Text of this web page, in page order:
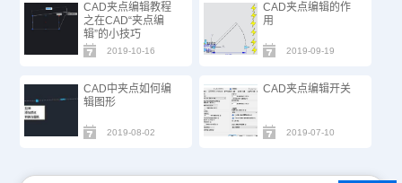
CAD夹点编辑教程
之在CAD“夹点编
辑”的小技巧
2019-10-16
CAD夹点编辑的作
用
2019-09-19
CAD中夹点如何编
辑图形
2019-08-02
CAD夹点编辑开关
2019-07-10